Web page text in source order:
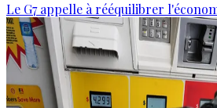
Le G7 appelle à rééquilibrer